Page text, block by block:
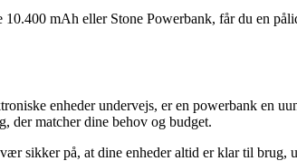
mAh eller Stone Powerbank, får du en
enheder undervejs, er en powerbank
der matcher dine behov og budget.
sikker på, at dine enheder altid er klar til brug,